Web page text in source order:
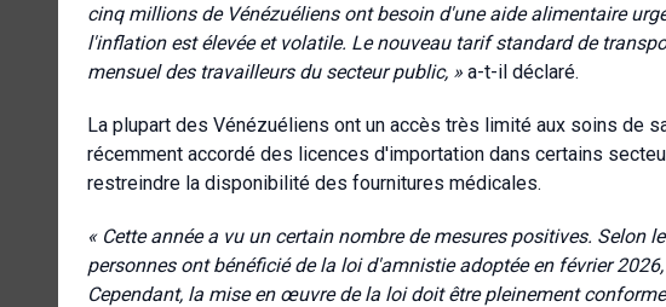
cinq millions de Vénézuéliens ont besoin d'une aide alimentaire
l'inflation est élevée et volatile. Le nouveau tarif standard de
mensuel des travailleurs du secteur public, » a-t-il déclaré.
La plupart des Vénézuéliens ont un accès très limité aux soins de
récemment accordé des licences d'importation dans certains
restreindre la disponibilité des fournitures médicales.
« Cette année a vu un certain nombre de mesures positives. Selon
personnes ont bénéficié de la loi d'amnistie adoptée en février
Cependant, la mise en œuvre de la loi doit être pleinement